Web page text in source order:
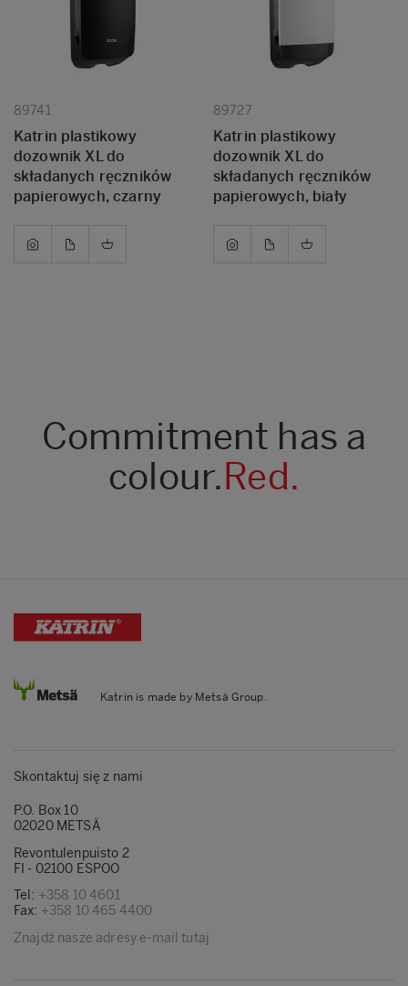
89741
Katrin plastikowy
dozownik XL do
składanych ręczników
papierowych, czarny
89727
Katrin plastikowy
dozownik XL do
składanych ręczników
papierowych, biały
Commitment has a
colour.Red.
Katrin is made by Metsä Group.
Skontaktuj się z nami
P.O. Box 10
02020 METSÄ
Revontulenpuisto 2
FI - 02100 ESPOO
Tel: +358 10 4601
Fax: +358 10 465 4400
Znajdź nasze adresy e-mail tutaj